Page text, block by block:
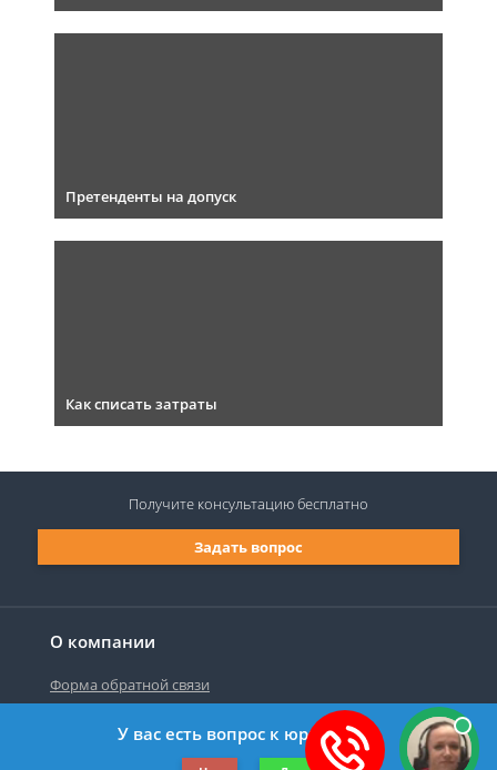
Претенденты на допуск
Как списать затраты
О компании
Форма обратной связи
©2019-2026 Все права защищены.
Задать вопрос
Получите консультациюбесплатно
У вас есть вопрос к юристу?